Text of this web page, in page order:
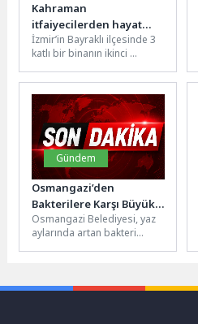
Kahraman
itfaiyecilerden hayat
kurtaran müdahale
İzmir’in Bayraklı ilçesinde 3
katlı bir binanın ikinci
sürede büyüyen yangına...
Gündem
Osmangazi’den
Bakterilere Karşı Büyük
Temizlik Hamlesi
Osmangazi Belediyesi, yaz
aylarında artan bakteri